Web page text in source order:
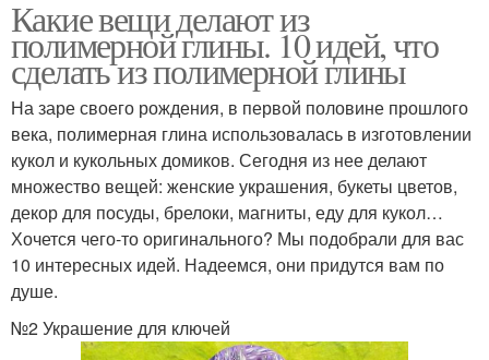
Какие вещи делают из
полимерной глины. 10 идей, что
сделать из полимерной глины
На заре своего рождения, в первой половине прошлого
века, полимерная глина использовалась в изготовлении
кукол и кукольных домиков. Сегодня из нее делают
множество вещей: женские украшения, букеты цветов,
декор для посуды, брелоки, магниты, еду для кукол…
Хочется чего-то оригинального? Мы подобрали для вас
10 интересных идей. Надеемся, они придутся вам по
душе.
№2 Украшение для ключей